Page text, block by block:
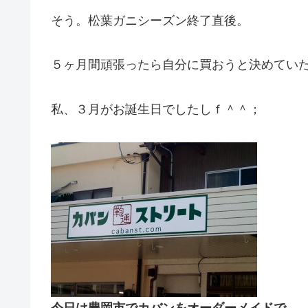
そう。松葉ガニシーズン終了直後。
５ヶ月間頑張ったら自分に買おうと決めてい
私、３月がお誕生日でしたしｆ＾＾；